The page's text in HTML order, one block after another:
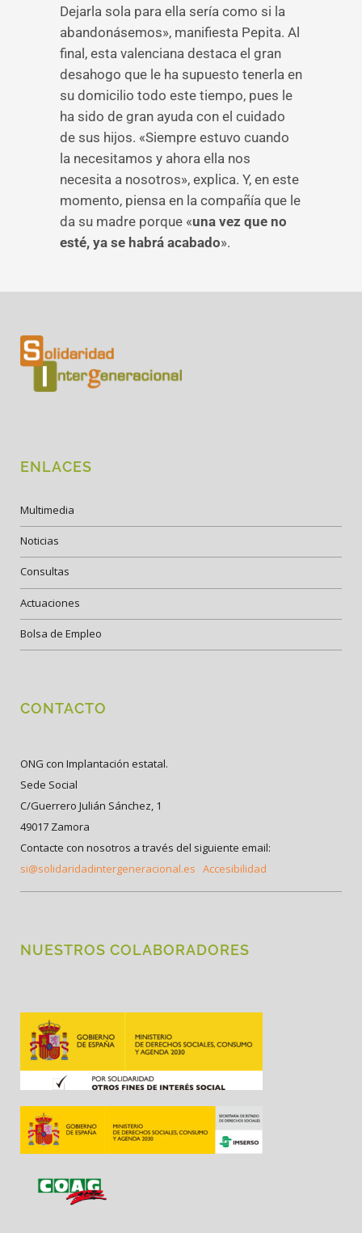
Dejarla sola para ella sería como si la
abandonásemos», manifiesta Pepita. Al
final, esta valenciana destaca el gran
desahogo que le ha supuesto tenerla en
su domicilio todo este tiempo, pues le
ha sido de gran ayuda con el cuidado
de sus hijos. «Siempre estuvo cuando
la necesitamos y ahora ella nos
necesita a nosotros», explica. Y, en este
momento, piensa en la compañía que le
da su madre porque «una vez que no
esté, ya se habrá acabado».
ENLACES
Multimedia
Noticias
Consultas
Actuaciones
Bolsa de Empleo
CONTACTO
ONG con Implantación estatal.
Sede Social
C/Guerrero Julián Sánchez, 1
49017 Zamora
Contacte con nosotros a través del siguiente email:
si@solidaridadintergeneracional.es Accesibilidad
NUESTROS COLABORADORES